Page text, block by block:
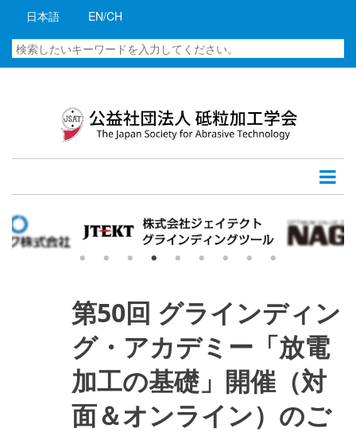
コ
に
動
日本語 EN/CH
検
索
第50回 グラインディン
グ・アカデミー「放電
加工の基礎」開催（対
面＆オンライン）のご